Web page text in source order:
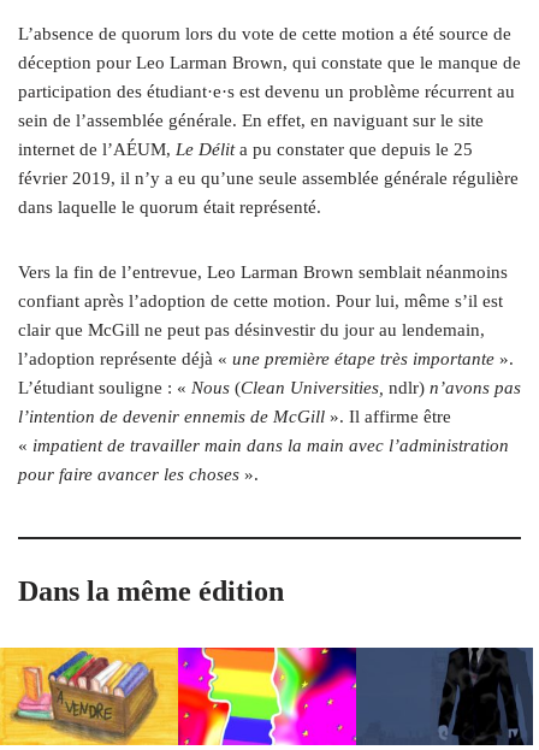
L’absence de quorum lors du vote de cette motion a été source de
déception pour Leo Larman Brown, qui constate que le manque de
participation des étudiant·e·s est devenu un problème récurrent au
sein de l’assemblée générale. En effet, en naviguant sur le site
internet de l’AÉUM, Le Délita pu constater que depuis le 25
février 2019, il n’y a eu qu’une seule assemblée générale régulière
dans laquelle le quorum était représenté.
Vers la fin de l’entrevue, Leo Larman Brown semblait néanmoins
confiant après l’adoption de cette motion. Pour lui, même s’il est
clair que McGill ne peut pas désinvestir du jour au lendemain,
l’adoption représente déjà « une première étape très importante ».
L’étudiant souligne : « Nous (Clean Universities, ndlr) n’avons pas
l’intention de devenir ennemis de McGill ». Il affirme être
« impatient de travailler main dans la main avec l’administration
pour faire avancer les choses ».
Dans la même édition